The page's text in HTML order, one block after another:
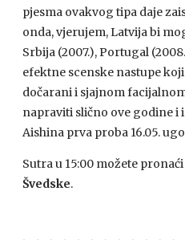
pjesma ovakvog tipa daje
onda, vjerujem, Latvija bi
Srbija (2007.), Portugal
efektne scenske nastupe
dočarani i sjajnom
napraviti slično ove godine i
Aishina prva proba 16.05.
Sutra u 15:00 možete
Švedske.